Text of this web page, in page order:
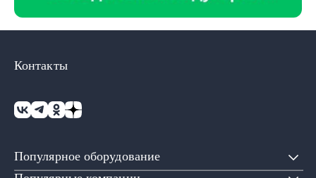
Популярное оборудование
Контакты